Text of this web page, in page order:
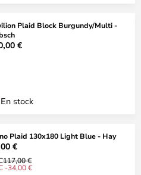
Plaid Block Burgundy/Multi -
€
En stock
Plaid 130x180 Light Blue - Hay
€
117,00 €
-34,00 €